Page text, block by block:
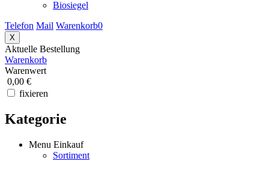
Biosiegel
Telefon Mail Warenkorb0
X
Aktuelle Bestellung
Warenkorb
Warenwert
0,00 €
fixieren
Kategorie
Menu Einkauf
Sortiment